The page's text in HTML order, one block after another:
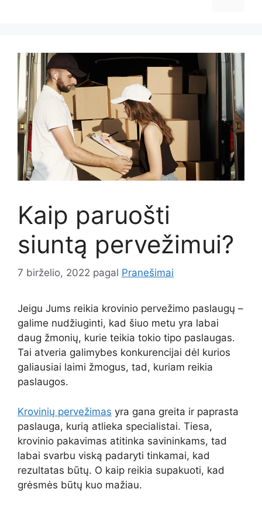
Kaip paruošti
siuntą pervežimui?
7 birželio, 2022 pagal Pranešimai
Jeigu Jums reikia krovinio pervežimo paslaugų –
galime nudžiuginti, kad šiuo metu yra labai
daug žmonių, kurie teikia tokio tipo paslaugas.
Tai atveria galimybes konkurencijai dėl kurios
galiausiai laimi žmogus, tad, kuriam reikia
paslaugos.
Krovinių pervežimas yra gana greita ir paprasta
paslauga, kurią atlieka specialistai. Tiesa,
krovinio pakavimas atitinka savininkams, tad
labai svarbu viską padaryti tinkamai, kad
rezultatas būtų. O kaip reikia supakuoti, kad
grėsmės būtų kuo mažiau.